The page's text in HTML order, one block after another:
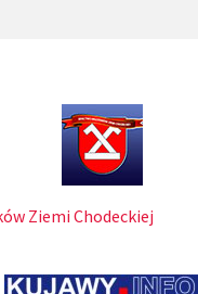
Ziemi Chodeckiej